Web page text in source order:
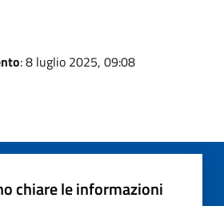
: 8 luglio 2025, 09:08
chiare le informazioni